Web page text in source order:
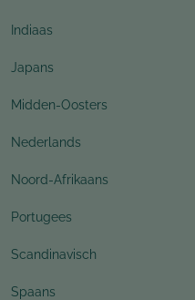
Indiaas
Japans
Midden-Oosters
Nederlands
Noord-Afrikaans
Portugees
Scandinavisch
Spaans